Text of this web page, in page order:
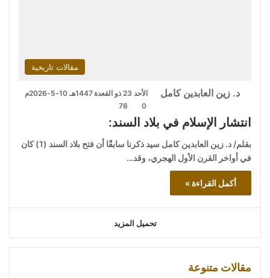
مقالات تاريخية
د. زين العابدين كامل
الأحد 23 ذو القعدة 1447هـ 10-5-2026م
0
76
انتشار الإسلام في بلاد السند:
بقلم/ د. زين العابدين كامل سيد ذكرنا سابقًا أن فتح بلاد السند (1) كان
في أواخر القرن الأول الهجري، وقد…
أكمل القراءة »
تحميل المزيد
مقالات متنوعة